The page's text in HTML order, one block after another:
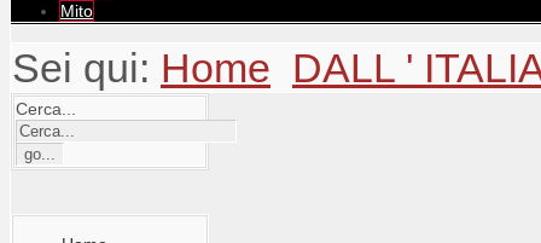
Mito
Sei qui: Home DALL '
Cerca...